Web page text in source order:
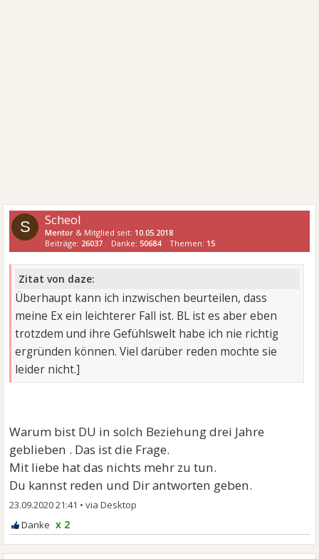
S Scheol
Mentor & Mitglied seit: 10.05.2018
Beiträge: 26037 Danke:50684 Themen: 15
Zitat von daze:
Überhaupt kann ich inzwischen beurteilen, dass
meine Ex ein leichterer Fall ist. BL ist es aber eben
trotzdem und ihre Gefühlswelt habe ich nie richtig
ergründen können. Viel darüber reden mochte sie
leider nicht.]
Warum bist DU in solch Beziehung drei Jahre
geblieben . Das ist die Frage.
Mit liebe hat das nichts mehr zu tun.
Du kannst reden und Dir antworten geben.
23.09.2020 21:41 •
x 2